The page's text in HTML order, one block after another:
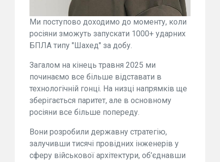
Ми поступово доходимо до моменту, коли
росіяни зможуть запускати 1000+ ударних
БПЛА типу "Шахед" за добу.
Загалом на кінець травня 2025 ми
починаємо все більше відставати в
технологічній гонці. На низці напрямків ще
зберігається паритет, але в основному
росіяни все більше попереду.
Вони розробили державну стратегію,
залучивши тисячі провідних інженерів у
сферу військової архітектури, об’єднавши